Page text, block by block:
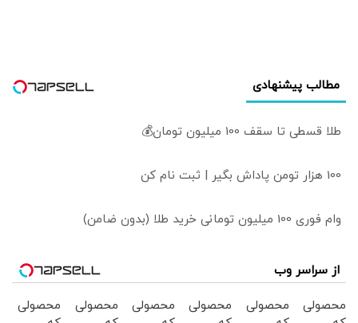
مطالب پیشنهادی
طلا قسطی تا سقف 100 میلیون تومان💰
100 هزار تومن پاداش بگیر | ثبت نام کن
وام فوری 100 میلیون تومانی خرید طلا (بدون ضامن)
از سراسر وب
محصولی
محصولی
محصولی
محصولی
محصولی
محصولی